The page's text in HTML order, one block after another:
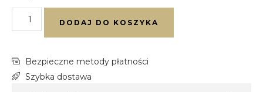
DODAJ DO KOSZYKA
Bezpieczne metody płatności
Szybka dostawa